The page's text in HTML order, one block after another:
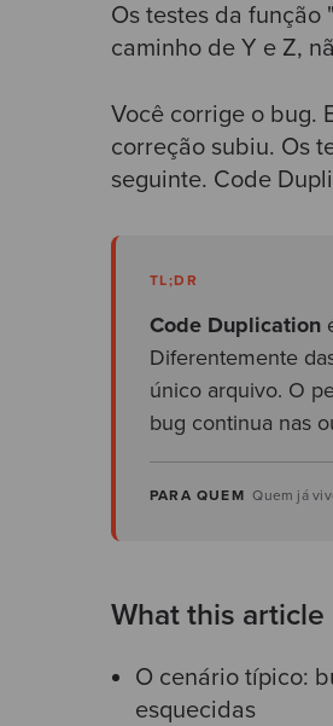
Os testes da função
caminho de Y e Z,
Você corrige o bug.
correção subiu. Os
seguinte. Code
TL;DR
Code Duplication
Diferentemente
único arquivo. O
bug continua nas
PARA QUEM Quem já
What this article
O cenário típico:
esquecidas